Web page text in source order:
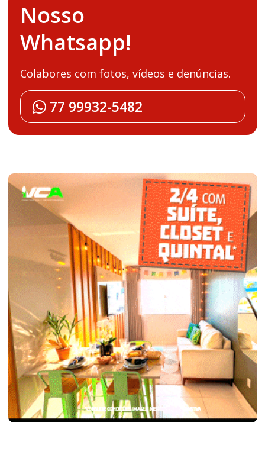
Nosso
Whatsapp!
Colabores com fotos, vídeos e denúncias.
77 99932-5482